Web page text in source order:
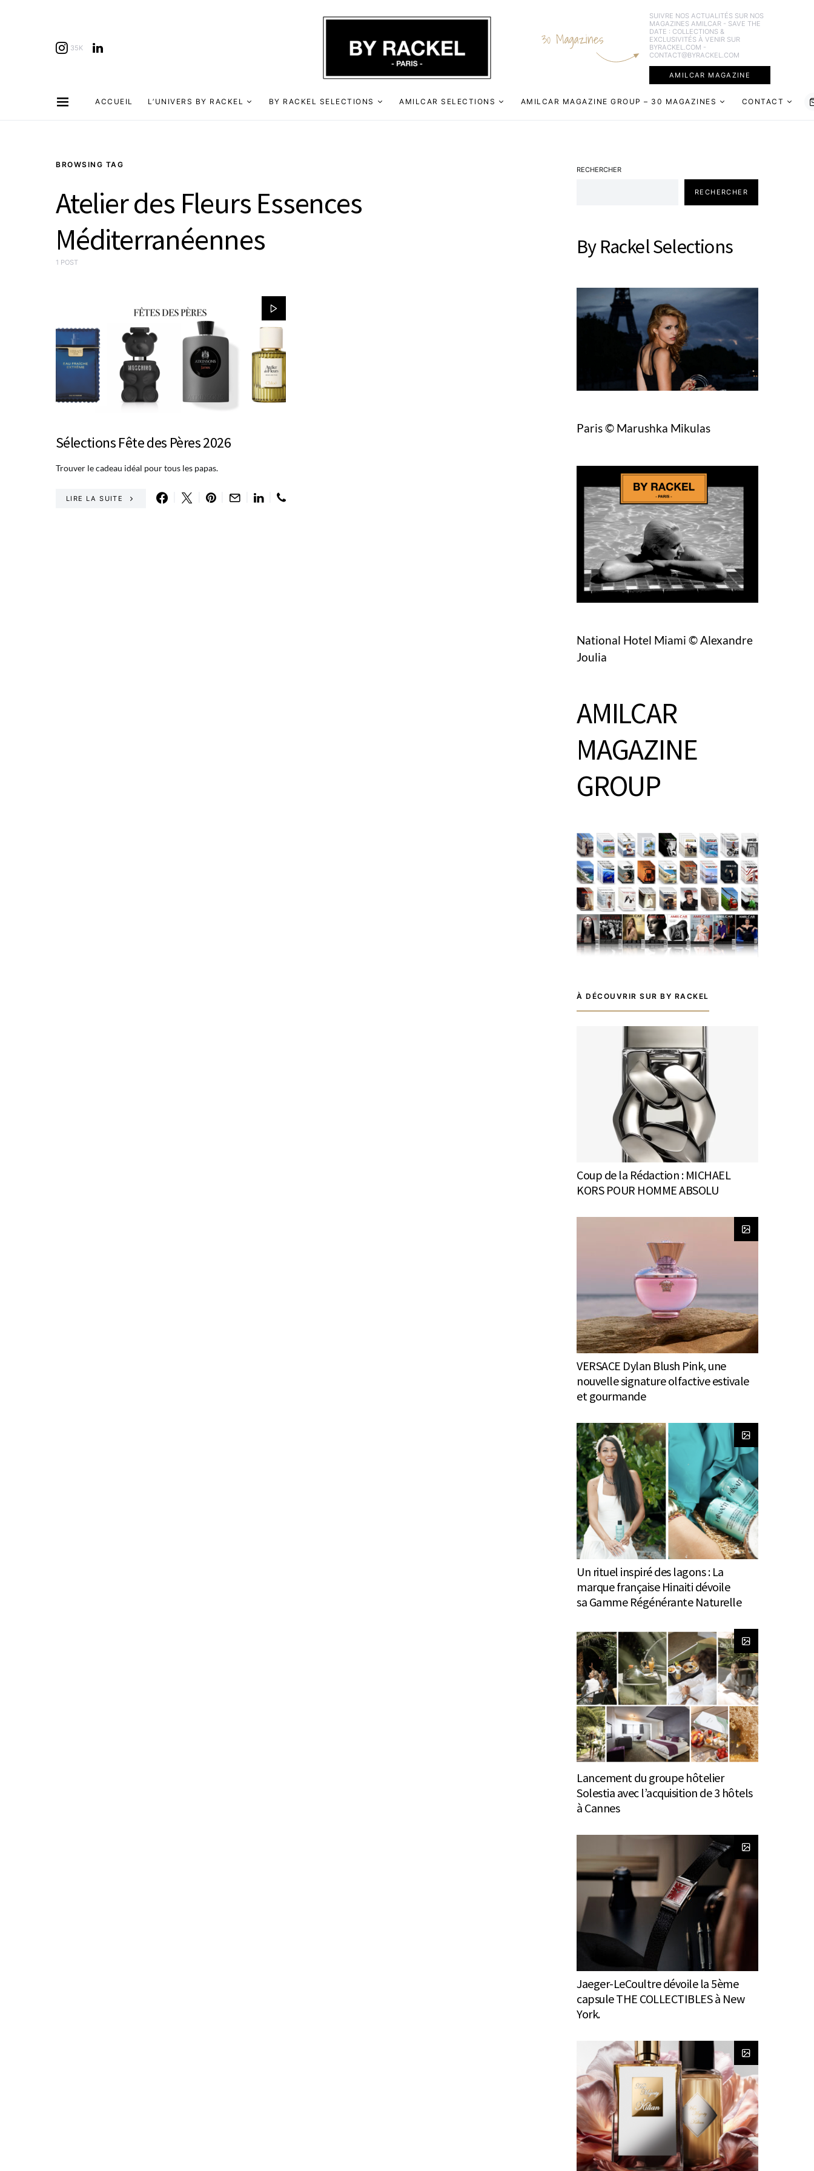
35K 30 Magazines
SUIVRE NOS ACTUALITÉS SUR NOS
MAGAZINES AMILCAR - SAVE THE
DATE : COLLECTIONS &
EXCLUSIVITÉS À VENIR SUR
BYRACKEL.COM -
CONTACT@BYRACKEL.COM
AMILCAR MAGAZINE
ACCUEIL L’UNIVERS BY RACKEL BY RACKEL SELECTIONS AMILCAR SELECTIONS AMILCAR MAGAZINE GROUP – 30 MAGAZINES CONTACT
BROWSING TAG
Atelier des Fleurs Essences
Méditerranéennes
1 POST
Sélections Fête des Pères 2026
Trouver le cadeau idéal pour tous les papas.
LIRE LA SUITE
RECHERCHER
RECHERCHER
By Rackel Selections
Paris © Marushka Mikulas
National Hotel Miami © Alexandre
Joulia
AMILCAR
MAGAZINE
GROUP
À DÉCOUVRIR SUR BY RACKEL
Coup de la Rédaction : MICHAEL
KORS POUR HOMME ABSOLU
VERSACE Dylan Blush Pink, une
nouvelle signature olfactive estivale
et gourmande
Un rituel inspiré des lagons : La
marque française Hinaiti dévoile
sa Gamme Régénérante Naturelle
Lancement du groupe hôtelier
Solestia avec l’acquisition de 3 hôtels
à Cannes
Jaeger-LeCoultre dévoile la 5ème
capsule THE COLLECTIBLES à New
York.